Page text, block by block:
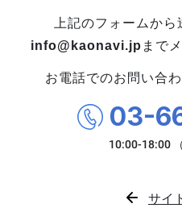
上記のフォームから
info@kaonavi.jp まで
お電話でのお問い合
03-
サイ